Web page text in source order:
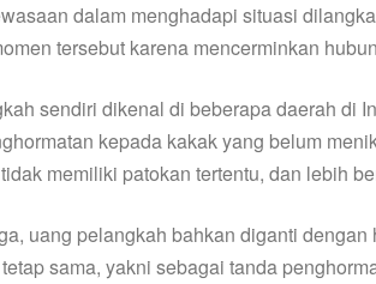
dalam menghadapi situasi
tersebut karena mencerminkan
sendiri dikenal di beberapa daerah di
kepada kakak yang belum
memiliki patokan tertentu, dan lebih
uang pelangkah bahkan diganti
sama, yakni sebagai tanda